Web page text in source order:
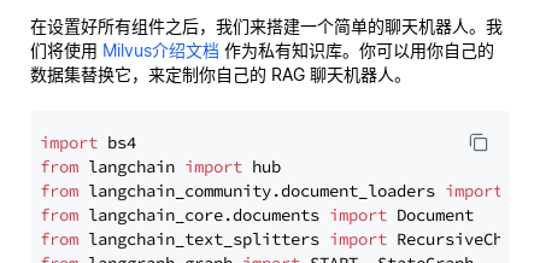
在设置好所有组件之后，我们来搭建一个简单的聊天机器人。我
们将使用 Milvus介绍文档 作为私有知识库。你可以用你自己的
数据集替换它，来定制你自己的 RAG 聊天机器人。
import
from langchain import
from langchain_community.document_loaders import
from langchain_core.documents import
from langchain_text_splitters import